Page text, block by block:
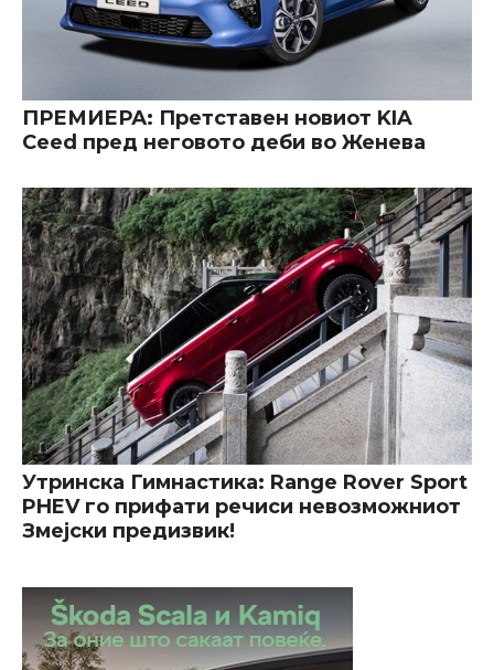
ПРЕМИЕРА: Претставен новиот KIA
Ceed пред неговото деби во Женева
Утринска Гимнастика: Range Rover Sport
PHEV го прифати речиси невозможниот
Змејски предизвик!